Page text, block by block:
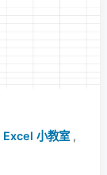
Excel 小教室 ,